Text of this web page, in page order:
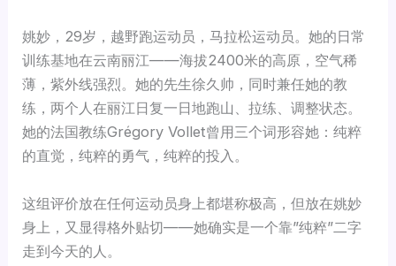
姚妙，29岁，越野跑运动员，马拉松运动员。她的日常
训练基地在云南丽江——海拔2400米的高原，空气稀
薄，紫外线强烈。她的先生徐久帅，同时兼任她的教
练，两个人在丽江日复一日地跑山、拉练、调整状态。
她的法国教练Grégory Vollet曾用三个词形容她：纯粹
的直觉，纯粹的勇气，纯粹的投入。
这组评价放在任何运动员身上都堪称极高，但放在姚妙
身上，又显得格外贴切——她确实是一个靠”纯粹”二字
走到今天的人。